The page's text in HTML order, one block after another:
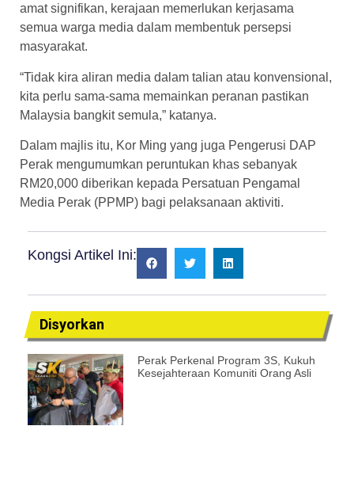
amat signifikan, kerajaan memerlukan kerjasama
semua warga media dalam membentuk persepsi
masyarakat.
“Tidak kira aliran media dalam talian atau konvensional,
kita perlu sama-sama memainkan peranan pastikan
Malaysia bangkit semula,” katanya.
Dalam majlis itu, Kor Ming yang juga Pengerusi DAP
Perak mengumumkan peruntukan khas sebanyak
RM20,000 diberikan kepada Persatuan Pengamal
Media Perak (PPMP) bagi pelaksanaan aktiviti.
Kongsi Artikel Ini:
Disyorkan
Perak Perkenal Program 3S, Kukuh
Kesejahteraan Komuniti Orang Asli